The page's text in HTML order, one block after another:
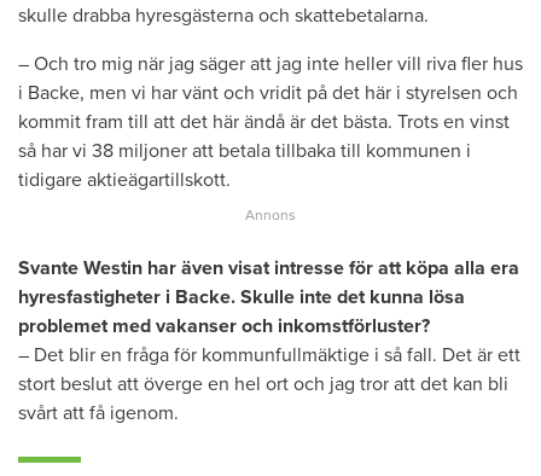
skulle drabba hyresgästerna och skattebetalarna.
– Och tro mig när jag säger att jag inte heller vill riva fler hus
i Backe, men vi har vänt och vridit på det här i styrelsen och
kommit fram till att det här ändå är det bästa. Trots en vinst
så har vi 38 miljoner att betala tillbaka till kommunen i
tidigare aktieägartillskott.
Svante Westin har även visat intresse för att köpa alla era
hyresfastigheter i Backe. Skulle inte det kunna lösa
problemet med vakanser och inkomstförluster?
– Det blir en fråga för kommunfullmäktige i så fall. Det är ett
stort beslut att överge en hel ort och jag tror att det kan bli
svårt att få igenom.